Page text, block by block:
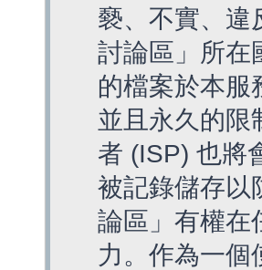
褻、不實、違
討論區」所在
的檔案於本服
並且永久的限
者 (ISP) 也將
被記錄儲存以
論區」有權在
力。作為一個